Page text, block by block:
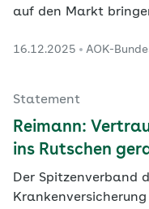
auf den Markt
16.12.2025 AOK-
Statement
Reimann:
ins Rutschen
Der Spitzenverband